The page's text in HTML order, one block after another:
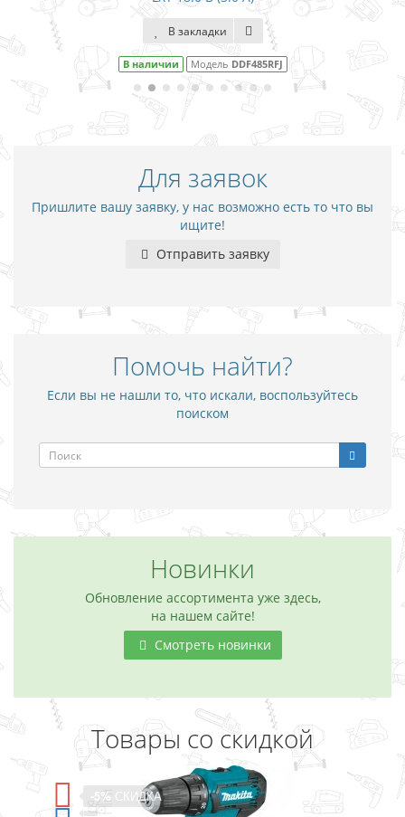
В закладки
В наличии Модель DDF485RFJ
Для заявок
Пришлите вашу заявку, у нас возможно есть то что вы
ищите!
Отправить заявку
Помочь найти?
Если вы не нашли то, что искали, воспользуйтесь
поиском
Новинки
Обновление ассортимента уже здесь,
на нашем сайте!
Смотреть новинки
Товары со скидкой
-5% СКИДКА